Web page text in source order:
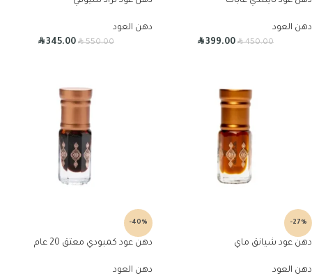
دهن العود
R450.00
R399.00
دهن العود
R550.00
R345.00
-27%
دهن عود شيانق ماي
دهن العود
-40%
دهن عود كمبودي معتق 20 عام
دهن العود